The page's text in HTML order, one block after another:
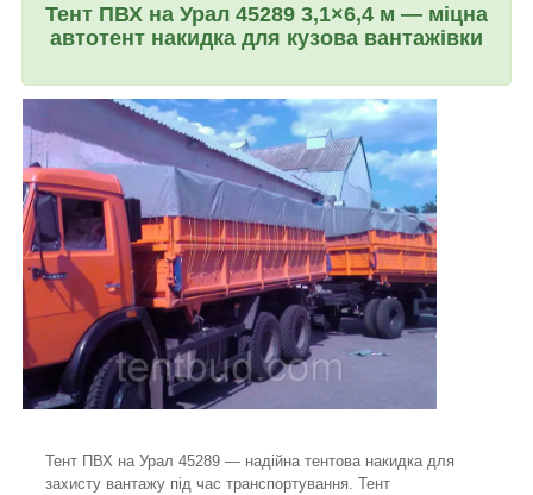
Тент ПВХ на Урал 45289 3,1×6,4 м — міцна
автотент накидка для кузова вантажівки
Тент ПВХ на Урал 45289 — надійна тентова накидка для
захисту вантажу під час транспортування. Тент